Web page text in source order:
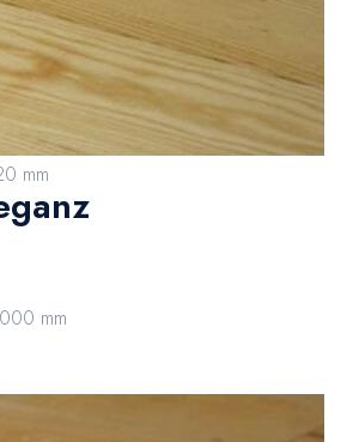
mm
mm